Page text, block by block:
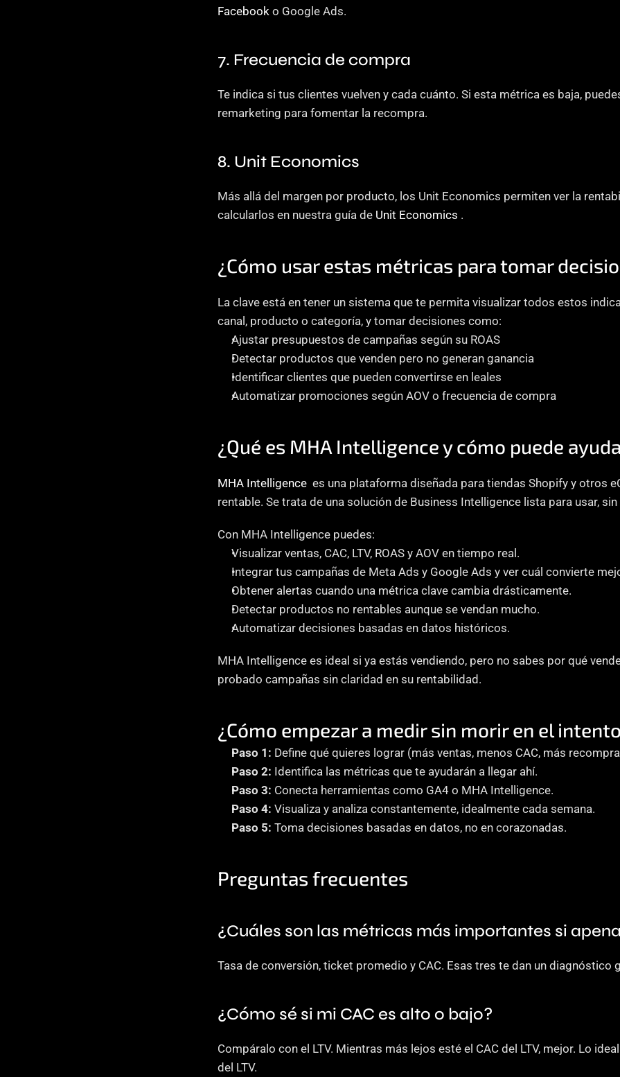
Facebook o Google Ads.
7. Frecuencia de compra
Te indica si tus clientes vuelven y cada cuánto. Si esta métrica es baja,
remarketing para fomentar la recompra.
8. Unit Economics
Más allá del margen por producto, los Unit Economics permiten ver la
calcularlos en nuestra guía de Unit Economics .
¿Cómo usar estas métricas para tomar
La clave está en tener un sistema que te permita visualizar todos estos
canal, producto o categoría, y tomar decisiones como:
Ajustar presupuestos de campañas según su ROAS
Detectar productos que venden pero no generan ganancia
Identificar clientes que pueden convertirse en leales
Automatizar promociones según AOV o frecuencia de compra
¿Qué es MHA Intelligence y cómo puede
MHA Intelligence es una plataforma diseñada para tiendas Shopify y otros
rentable. Se trata de una solución de Business Intelligence lista para usar,
Con MHA Intelligence puedes:
Visualizar ventas, CAC, LTV, ROAS y AOV en tiempo real.
Integrar tus campañas de Meta Ads y Google Ads y ver cuál convierte
Obtener alertas cuando una métrica clave cambia drásticamente.
Detectar productos no rentables aunque se vendan mucho.
Automatizar decisiones basadas en datos históricos.
MHA Intelligence es ideal si ya estás vendiendo, pero no sabes por qué
probado campañas sin claridad en su rentabilidad.
¿Cómo empezar a medir sin morir en el
Paso 1: Define qué quieres lograr (más ventas, menos CAC, más
Paso 2: Identifica las métricas que te ayudarán a llegar ahí.
Paso 3: Conecta herramientas como GA4 o MHA Intelligence.
Paso 4: Visualiza y analiza constantemente, idealmente cada semana.
Paso 5: Toma decisiones basadas en datos, no en corazonadas.
Preguntas frecuentes
¿Cuáles son las métricas más importantes si
Tasa de conversión, ticket promedio y CAC. Esas tres te dan un diagnóstico
¿Cómo sé si mi CAC es alto o bajo?
Compáralo con el LTV. Mientras más lejos esté el CAC del LTV, mejor. Lo
del LTV.